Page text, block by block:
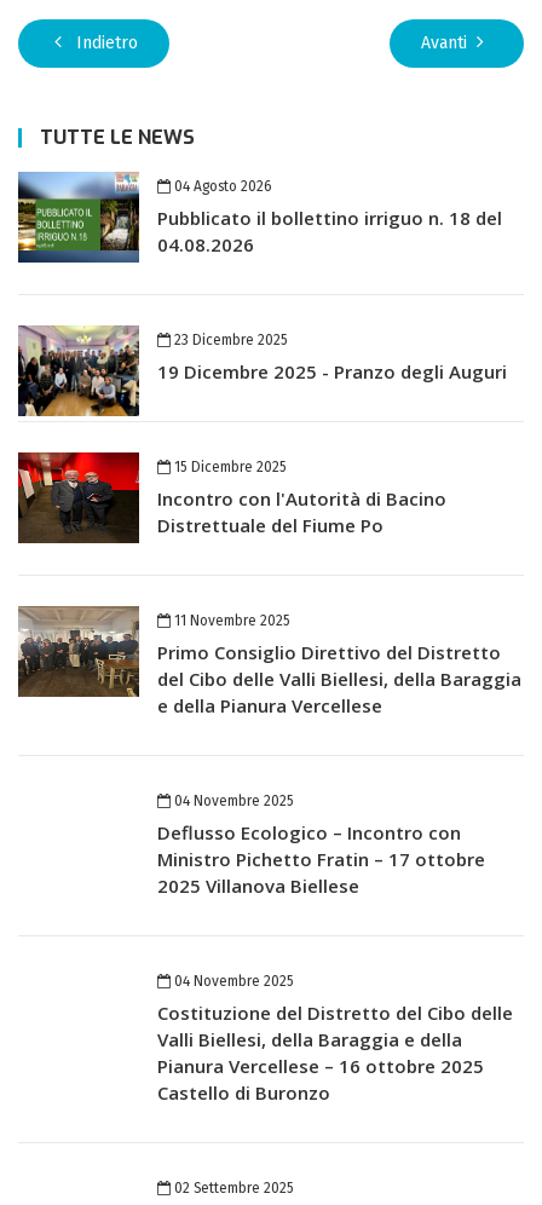
Indietro Avanti
TUTTE LE NEWS
04 Agosto 2026
Pubblicato il bollettino irriguo n. 18 del
04.08.2026
23 Dicembre 2025
19 Dicembre 2025 - Pranzo degli Auguri
15 Dicembre 2025
Incontro con l'Autorità di Bacino
Distrettuale del Fiume Po
11 Novembre 2025
Primo Consiglio Direttivo del Distretto
del Cibo delle Valli Biellesi, della Baraggia
e della Pianura Vercellese
04 Novembre 2025
Deflusso Ecologico – Incontro con
Ministro Pichetto Fratin – 17 ottobre
2025 Villanova Biellese
04 Novembre 2025
Costituzione del Distretto del Cibo delle
Valli Biellesi, della Baraggia e della
Pianura Vercellese – 16 ottobre 2025
Castello di Buronzo
02 Settembre 2025